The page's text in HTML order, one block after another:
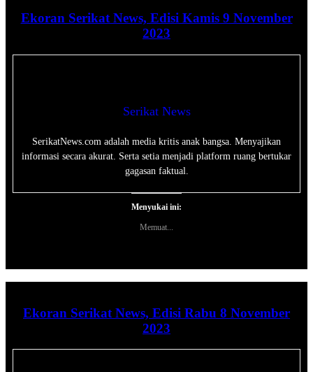
Ekoran Serikat News, Edisi Kamis 9 November
2023
Serikat News
SerikatNews.com adalah media kritis anak bangsa. Menyajikan
informasi secara akurat. Serta setia menjadi platform ruang bertukar
gagasan faktual.
Menyukai ini:
Memuat...
Ekoran Serikat News, Edisi Rabu 8 November
2023